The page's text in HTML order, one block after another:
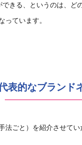
きる、というのは、
っています。
表的なブランド
法ごと）を紹介させて